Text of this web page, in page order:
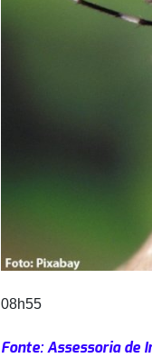
08h55
Fonte: Assessoria de